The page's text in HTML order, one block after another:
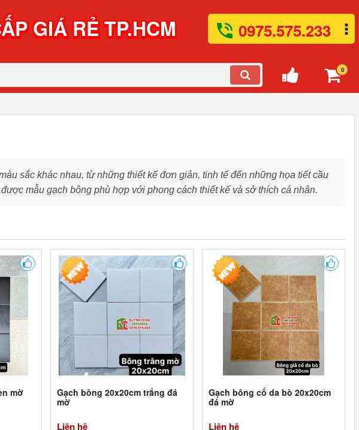
GIÁ RẺ TP.HCM 0975.575.233
0
sắc khác nhau, từ những thiết kế đơn giản, tinh tế đến những họa tiết cầu
mẫu gạch bông phù hợp với phong cách thiết kế và sở thích cá nhân.
mờ
Gạch bông 20x20cm trắng đá
mờ
Liên hệ
Gạch bông cổ da bò 20x20cm
đá mờ
Liên hệ